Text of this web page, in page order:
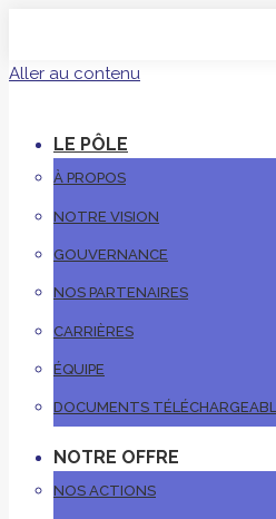
Aller au contenu
LE PÔLE
À PROPOS
NOTRE VISION
GOUVERNANCE
NOS PARTENAIRES
CARRIÈRES
ÉQUIPE
DOCUMENTS
NOTRE OFFRE
NOS ACTIONS